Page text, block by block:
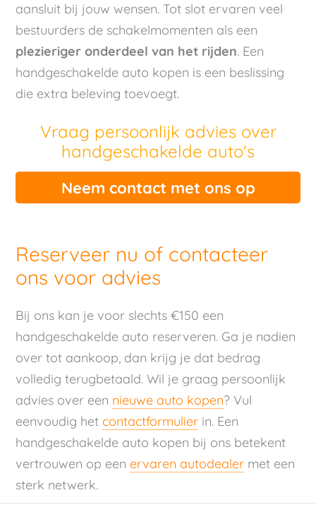
aansluit bij jouw wensen. Tot slot ervaren veel
bestuurders de schakelmomenten als een
plezieriger onderdeel van het rijden. Een
handgeschakelde auto kopen is een beslissing
die extra beleving toevoegt.
Vraag persoonlijk advies over
handgeschakelde auto's
Neem contact met ons op
Reserveer nu of contacteer
ons voor advies
Bij ons kan je voor slechts €150 een
handgeschakelde auto reserveren. Ga je nadien
over tot aankoop, dan krijg je dat bedrag
volledig terugbetaald. Wil je graag persoonlijk
advies over een nieuwe auto kopen? Vul
eenvoudig hetcontactformulier in. Een
handgeschakelde auto kopen bij ons betekent
vertrouwen op eenervaren autodealer met een
sterk netwerk.